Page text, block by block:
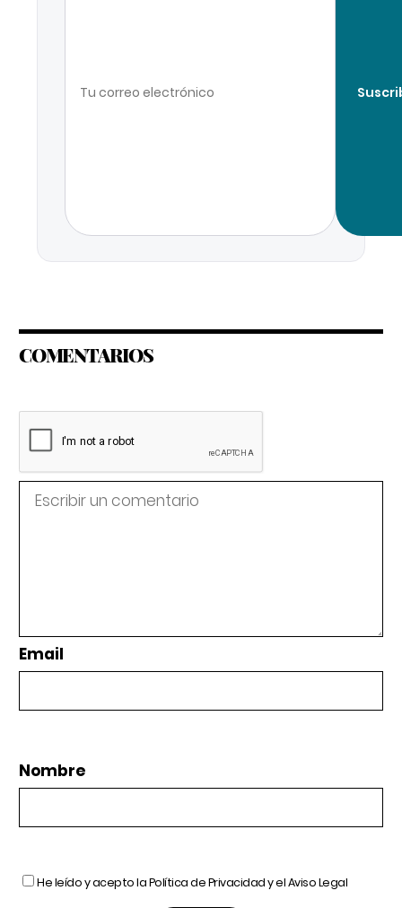
COMENTARIOS
Email
Nombre
He leído y acepto laPolítica de Privacidady elAviso Legal